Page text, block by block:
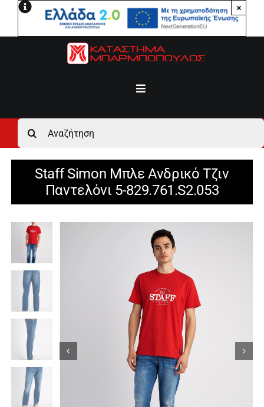
Μετάβαση
×
Toggle
Αρχική
Ανδρικά
Γυναικεία
Αγόρι
Κορίτσι
Εσώρουχα
Είδη Παρέλασης
Σχετικά με εμάς
Αναζήτηση
για:
Staff Simon Μπλε Ανδρικό Τζιν
Παντελόνι 5-829.761.S2.053